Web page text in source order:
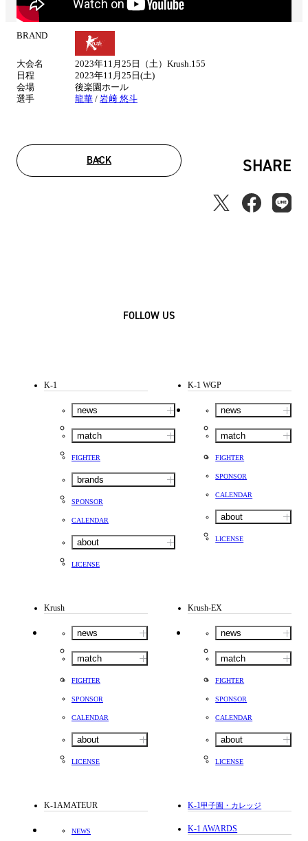
BRAND
大会名
2023年11月25日（土）Krush.155
日程
2023年11月25日(土)
会場
後楽園ホール
選手
龍華 / 岩﨑 悠斗
BACK SHARE
FOLLOW US
K-1
news
match
FIGHTER
brands
SPONSOR
CALENDAR
about
LICENSE
K-1 WGP
news
match
FIGHTER
SPONSOR
CALENDAR
about
LICENSE
Krush
news
match
FIGHTER
SPONSOR
CALENDAR
about
LICENSE
Krush-EX
news
match
FIGHTER
SPONSOR
CALENDAR
about
LICENSE
K-1AMATEUR
NEWS
K-1甲子園・カレッジ
K-1 AWARDS